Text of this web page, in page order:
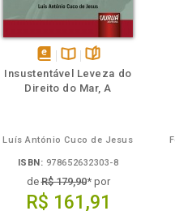
disponível
em
Disponível
na
páginas
Insustentável Leveza do
Direito do Mar, A
Luís António Cuco de Jesus
ISBN: 978652632303-8
deR$ 179,90* por
R$ 161,91
TambémFolheie